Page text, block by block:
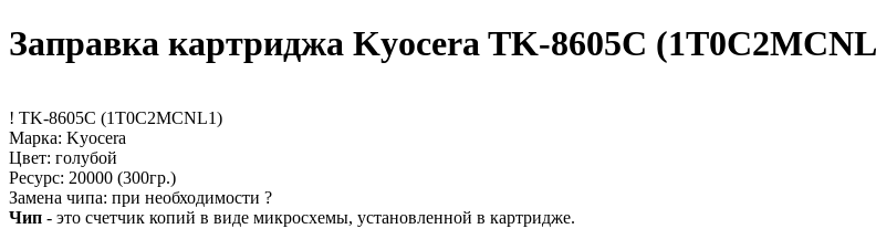
Заправка картриджа Kyocera TK-8605C
! TK-8605C (1T0C2MCNL1)
Марка: Kyocera
Цвет: голубой
Ресурс: 20000 (300гр.)
Замена чипа: при необходимости ?
Чип - это счетчик копий в виде микросхемы, установленной в картридже.